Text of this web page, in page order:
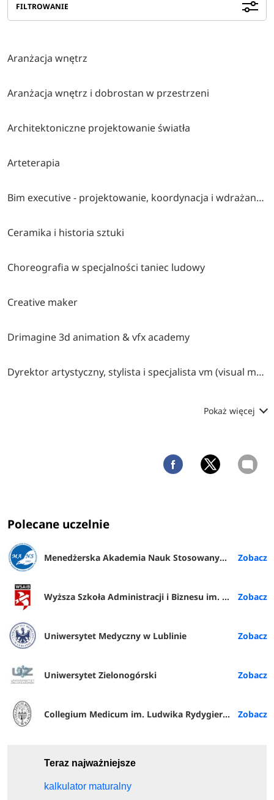
FILTROWANIE
Aranżacja wnętrz
Aranżacja wnętrz i dobrostan w przestrzeni
Architektoniczne projektowanie światła
Arteterapia
Bim executive - projektowanie, koordynacja i wdrażanie nowoczesnych projektów budowlanych
Ceramika i historia sztuki
Choreografia w specjalności taniec ludowy
Creative maker
Drimagine 3d animation & vfx academy
Dyrektor artystyczny, stylista i specjalista vm (visual merchandising)
Pokaż więcej
Polecane uczelnie
Menedżerska Akademia Nauk Stosowanych w Warszawie
Wyższa Szkoła Administracji i Biznesu im. E. Kwiatkowskiego w Gdyni
Uniwersytet Medyczny w Lublinie
Uniwersytet Zielonogórski
Collegium Medicum im. Ludwika Rydygiera w Bydgoszczy
Teraz najważniejsze
kalkulator maturalny